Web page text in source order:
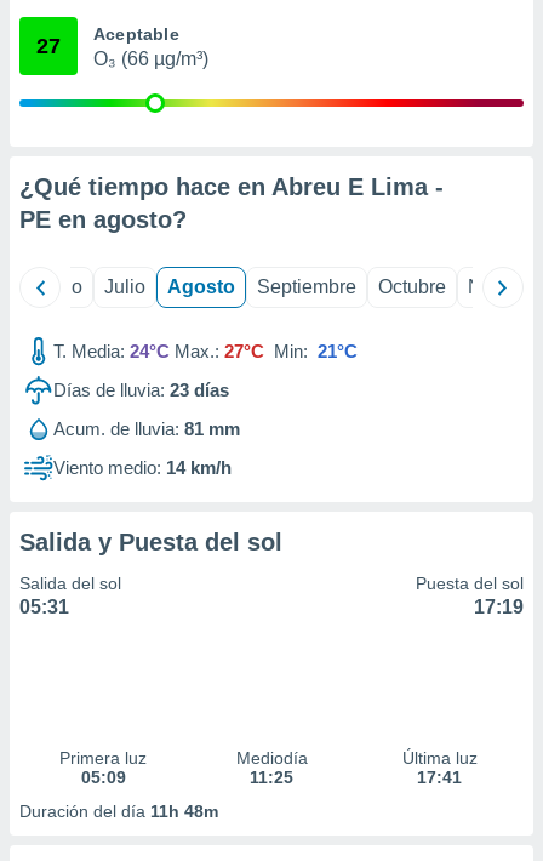
mediante
publicidad
1199
27 Aceptable
O₃ (66 µg/m³)
¿Qué tiempo hace en Abreu E Lima -
PE en agosto?
Junio Julio Agosto Septiembre Octubre
T. Media: 24°C Max.: 27°C Min: 21°C
Días de lluvia: 23 días
Acum. de lluvia: 81 mm
Viento medio: 14 km/h
Salida y Puesta del sol
Salida del sol
05:31
Puesta del sol
17:19
Primera luz
05:09
Mediodía
11:25
Última luz
17:41
Duración del día 11h 48m